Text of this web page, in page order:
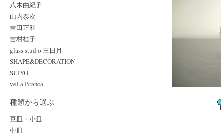
八木由紀子
山内泰次
吉田正和
吉村桂子
glass studio 三日月
SHAPE&DECORATION
SUIYO
veLa Branca
種類から選ぶ
豆皿・小皿
中皿